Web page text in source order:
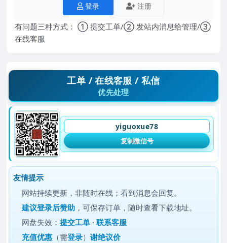
登录 注册
有问题三种方式： ① 提交工单/② 发站内消息给管理/③
在线客服
工单 / 在线客服 / 私信
优先处理
yiguoxue78
复制微信号
友情提示
网站持续更新，非随时在线；看到消息会回复。
建议登录后赞助 ，可保存订单，随时查看下载地址。
网盘失效：提交工单 ·联系客服
充值优惠 （需登录）谢绝议价